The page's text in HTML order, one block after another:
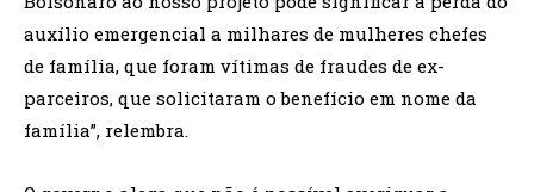
auxílio emergencial a milhares de mulheres chefes
de família, que foram vítimas de fraudes de ex-
parceiros, que solicitaram o benefício em nome da
família”, relembra.